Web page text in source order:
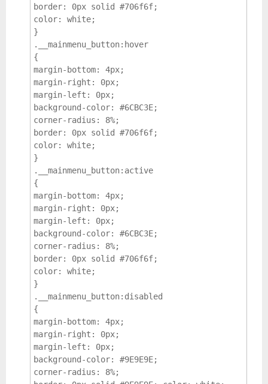
border: 0px solid #706f6f;
color: white;
}
.__mainmenu_button:hover
{
margin-bottom: 4px;
margin-right: 0px;
margin-left: 0px;
background-color: #6CBC3E;
corner-radius: 8%;
border: 0px solid #706f6f;
color: white;
}
.__mainmenu_button:active
{
margin-bottom: 4px;
margin-right: 0px;
margin-left: 0px;
background-color: #6CBC3E;
corner-radius: 8%;
border: 0px solid #706f6f;
color: white;
}
.__mainmenu_button:disabled
{
margin-bottom: 4px;
margin-right: 0px;
margin-left: 0px;
background-color: #9E9E9E;
corner-radius: 8%;